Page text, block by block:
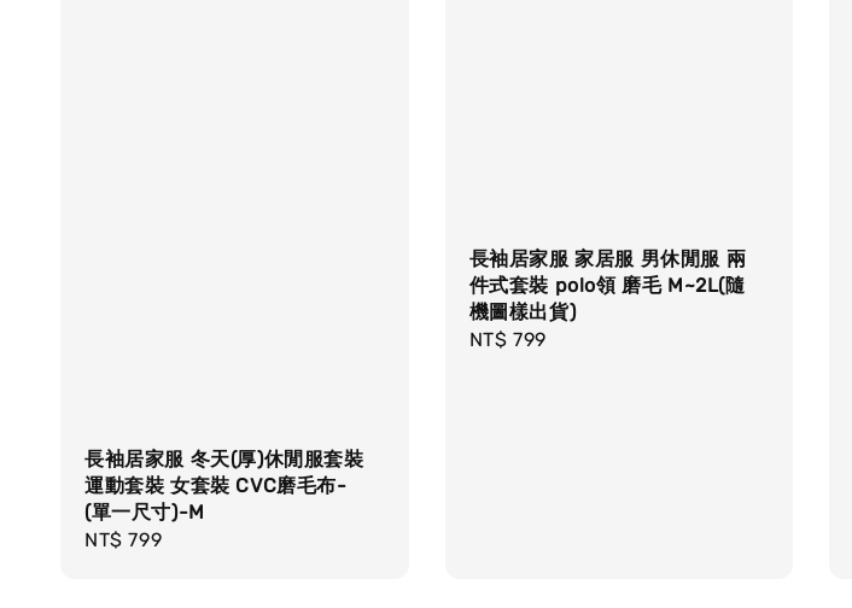
長袖居家服 冬天(厚)休閒服套裝
運動套裝 女套裝 CVC磨毛布-
(單一尺寸)-M
Regular
NT$ 799
長袖居家服 家居服 男休閒服 兩
件式套裝 polo領 磨毛 M~2L(隨
機圖樣出貨)
Regular
NT$ 799